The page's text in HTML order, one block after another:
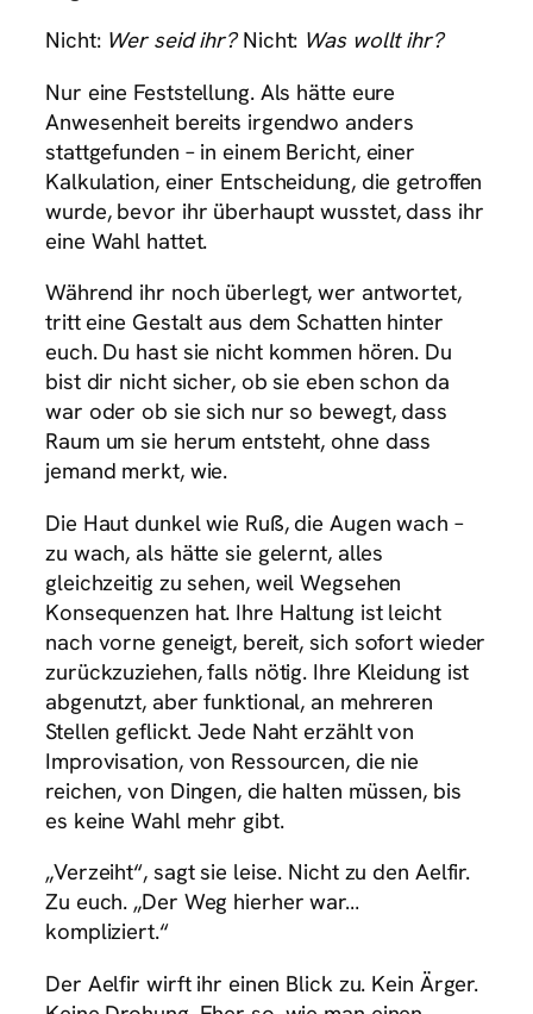
Nicht: Wer seid ihr?Nicht: Was wollt ihr?
Nur eine Feststellung. Als hätte eure
Anwesenheit bereits irgendwo anders
stattgefunden – in einem Bericht, einer
Kalkulation, einer Entscheidung, die getroffen
wurde, bevor ihr überhaupt wusstet, dass ihr
eine Wahl hattet.
Während ihr noch überlegt, wer antwortet,
tritt eine Gestalt aus dem Schatten hinter
euch. Du hast sie nicht kommen hören. Du
bist dir nicht sicher, ob sie eben schon da
war oder ob sie sich nur so bewegt, dass
Raum um sie herum entsteht, ohne dass
jemand merkt, wie.
Die Haut dunkel wie Ruß, die Augen wach –
zu wach, als hätte sie gelernt, alles
gleichzeitig zu sehen, weil Wegsehen
Konsequenzen hat. Ihre Haltung ist leicht
nach vorne geneigt, bereit, sich sofort wieder
zurückzuziehen, falls nötig. Ihre Kleidung ist
abgenutzt, aber funktional, an mehreren
Stellen geflickt. Jede Naht erzählt von
Improvisation, von Ressourcen, die nie
reichen, von Dingen, die halten müssen, bis
es keine Wahl mehr gibt.
„Verzeiht“, sagt sie leise. Nicht zu den Aelfir.
Zu euch. „Der Weg hierher war…
kompliziert.“
Der Aelfir wirft ihr einen Blick zu. Kein Ärger.